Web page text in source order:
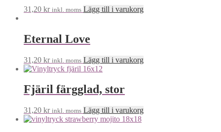
31,20 kr inkl. moms Lägg till i varukorg
Eternal Love
31,20 kr inkl. moms Lägg till i varukorg
Fjäril färgglad, stor
31,20 kr inkl. moms Lägg till i varukorg